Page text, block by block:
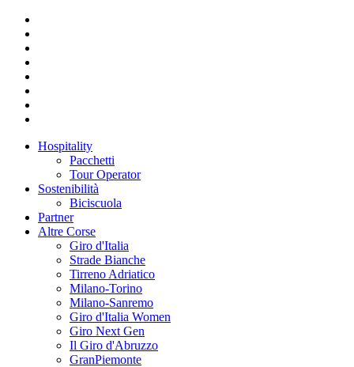
Hospitality
Pacchetti
Tour Operator
Sostenibilità
Biciscuola
Partner
Altre Corse
Giro d'Italia
Strade Bianche
Tirreno Adriatico
Milano-Torino
Milano-Sanremo
Giro d'Italia Women
Giro Next Gen
Il Giro d'Abruzzo
GranPiemonte